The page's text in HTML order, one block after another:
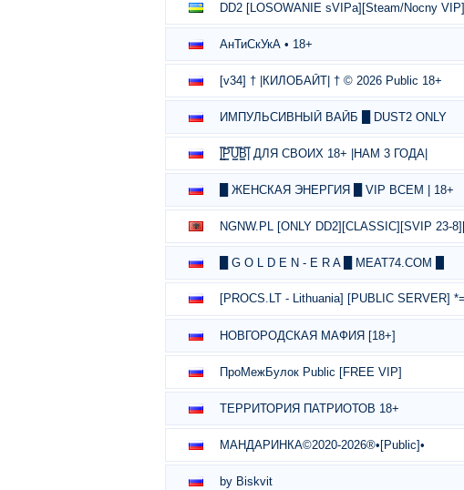
DD2 [LOSOWANIE sVIPa][Steam/Nocny
АнТиСкУкА • 18+
[v34] † |КИЛОБАЙТ| † © 2026 Public 18+
ИМПУЛЬСИВНЫЙ ВАЙБ █ DUST2 ONLY
|͇̿P͇̿U͇̿B͇̿| ДЛЯ СВОИХ 18+ |НАМ 3 ГОДА|
█ ЖЕНСКАЯ ЭНЕРГИЯ █ VIP ВСЕМ | 18+
NGNW.PL [ONLY DD2][CLASSIC][SVIP 23-
█ G O L D E N - E R A █ MEAT74.COM █
[PROCS.LT - Lithuania] [PUBLIC SERVER]
НОВГОРОДСКАЯ МАФИЯ [18+]
ПроМежБулок Public [FREE VIP]
ТЕРРИТОРИЯ ПАТРИОТОВ 18+
МАНДАРИНКА©2020-2026®•[Public]•
by Biskvit